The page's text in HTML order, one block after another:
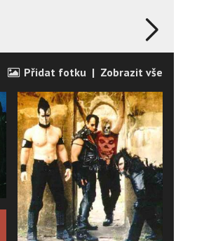
Přidat fotku | Zobrazit vše